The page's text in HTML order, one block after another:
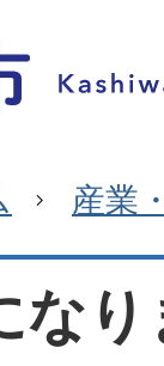
産業
な